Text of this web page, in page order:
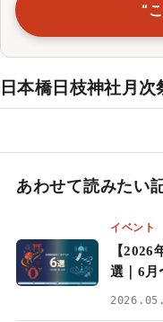
“
日本橋日枝神社月
あわせて読みたい
イベント
【2026
選｜6月